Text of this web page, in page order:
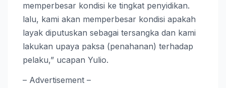
memperbesar kondisi ke tingkat penyidikan.
lalu, kami akan memperbesar kondisi apakah
layak diputuskan sebagai tersangka dan kami
lakukan upaya paksa (penahanan) terhadap
pelaku,” ucapan Yulio.
– Advertisement –